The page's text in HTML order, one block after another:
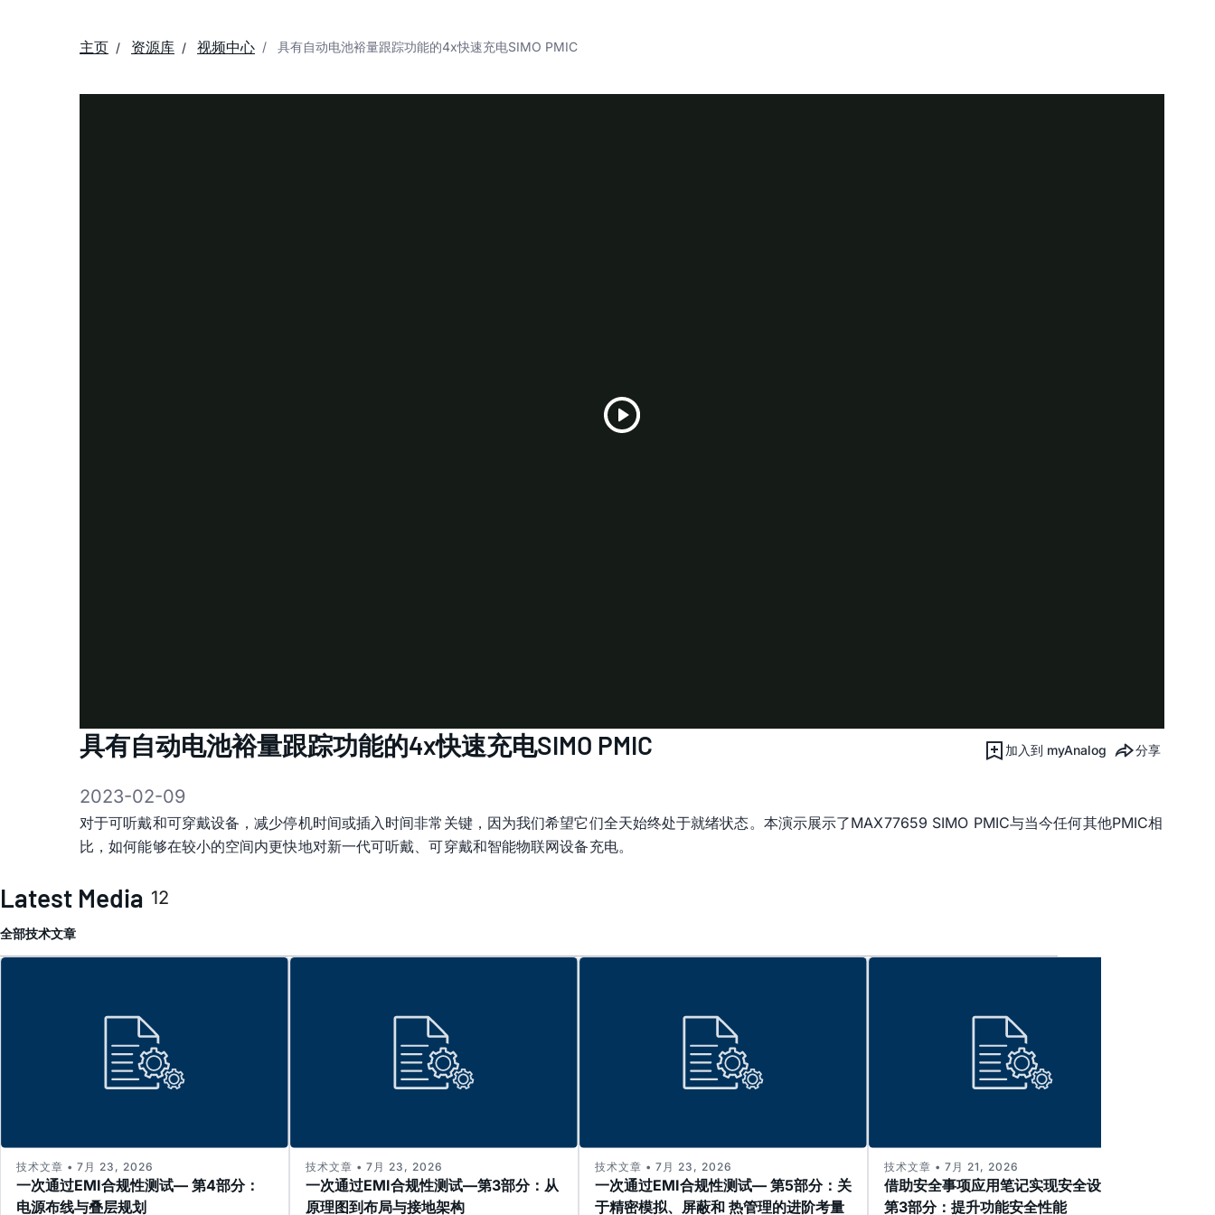
主页 资源库 视频中心 具有自动电池裕量跟踪功能的4x快速充电SIMO PMIC
具有自动电池裕量跟踪功能的4x快速充电SIMO PMIC
2023-02-09
加入到 myAnalog 分享
对于可听戴和可穿戴设备，减少停机时间或插入时间非常关键，因为我们希望它们全天始终处于就绪状态。本演示展示了MAX77659 SIMO PMIC与当今任何其他PMIC相
比，如何能够在较小的空间内更快地对新一代可听戴、可穿戴和智能物联网设备充电。
Latest Media 12
全部技术文章
一次通过EMI合规性测试— 第4部分：
电源布线与叠层规划
技术文章 • 7月 23, 2026
一次通过EMI合规性测试—第3部分：从
原理图到布局与接地架构
技术文章 • 7月 23, 2026
一次通过EMI合规性测试— 第5部分：关
于精密模拟、屏蔽和 热管理的进阶考量
技术文章 • 7月 23, 2026
借助安全事项应用笔记实现安全设计—
第3部分：提升功能安全性能
技术文章 • 7月 21, 2026